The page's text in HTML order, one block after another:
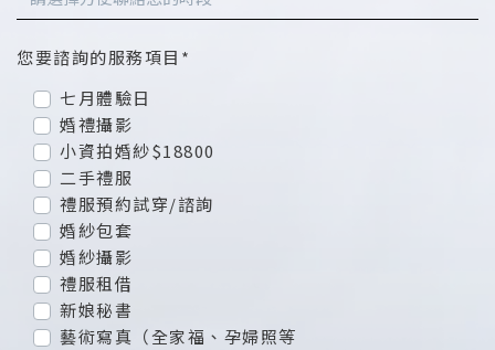
您要諮詢的服務項目*
七月體驗日
婚禮攝影
小資拍婚紗$18800
二手禮服
禮服預約試穿/諮詢
婚紗包套
婚紗攝影
禮服租借
新娘秘書
藝術寫真（全家福、孕婦照等